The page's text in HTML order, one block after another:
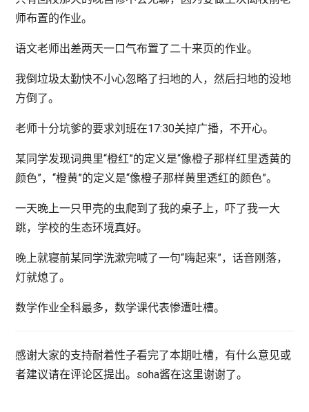
师布置的作业。
语文老师出差两天一口气布置了二十来页的作业。
我倒垃圾太勤快不小心忽略了扫地的人，然后扫地的没地
方倒了。
老师十分坑爹的要求刘班在17:30关掉广播，不开心。
某同学发现词典里“橙红”的定义是“像橙子那样红里透黄的
颜色”，“橙黄”的定义是“像橙子那样黄里透红的颜色”。
一天晚上一只甲壳的虫爬到了我的桌子上，吓了我一大
跳，学校的生态环境真好。
晚上就寝前某同学洗漱完喊了一句“嗨起来”，话音刚落，
灯就熄了。
数学作业全科最多，数学课代表惨遭吐槽。
感谢大家的支持耐着性子看完了本期吐槽，有什么意见或
者建议请在评论区提出。soha酱在这里谢谢了。